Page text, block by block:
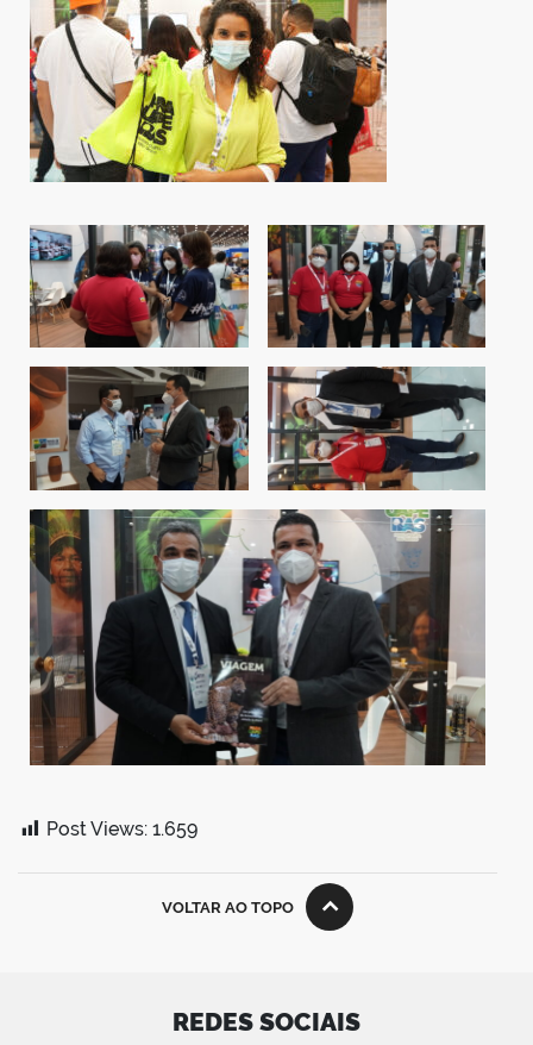
Post Views: 1.659
VOLTAR AO TOPO
REDES SOCIAIS